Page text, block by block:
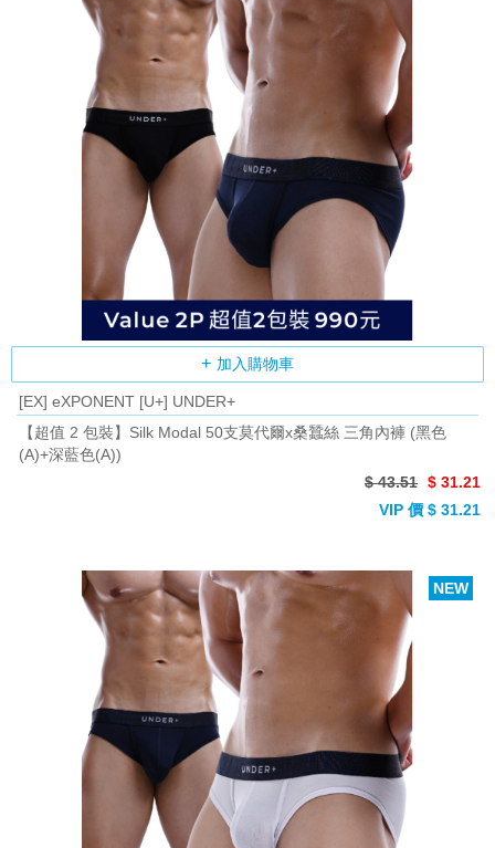
加入購物車
[EX] eXPONENT [U+] UNDER+
【超值 2 包裝】Silk Modal 50支莫代爾x桑蠶絲 三角內褲 (黑色
(A)+深藍色(A))
$ 43.51 $ 31.21
VIP 價 $ 31.21
NEW